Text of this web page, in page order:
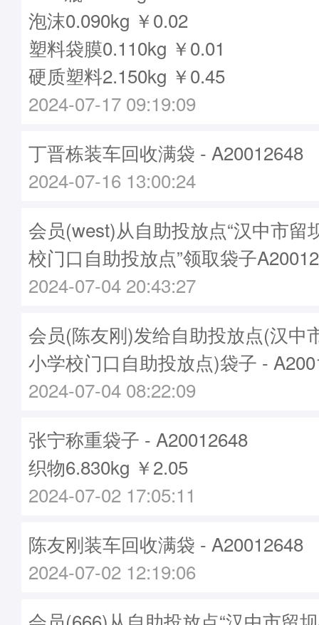
泡沫0.090kg ￥0.02
塑料袋膜0.110kg ￥0.01
硬质塑料2.150kg ￥0.45
2024-07-17 09:19:09
丁晋栋装车回收满袋 - A20012648
2024-07-16 13:00:24
会员(west)从自助投放点“汉中市留
校门口自助投放点”领取袋子
2024-07-04 20:43:27
会员(陈友刚)发给自助投放点(汉中
小学校门口自助投放点)袋子 -
2024-07-04 08:22:09
张宁称重袋子 - A20012648
织物6.830kg ￥2.05
2024-07-02 17:05:11
陈友刚装车回收满袋 - A20012648
2024-07-02 12:19:06